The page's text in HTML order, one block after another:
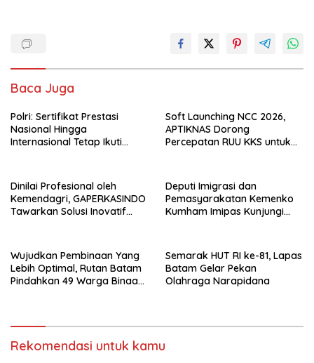
Baca Juga
Polri: Sertifikat Prestasi
Nasional Hingga
Internasional Tetap Ikuti
Soft Launching NCC 2026,
APTIKNAS Dorong
Percepatan RUU KKS untuk
Dinilai Profesional oleh
Kemendagri, GAPERKASINDO
Tawarkan Solusi Inovatif
Deputi Imigrasi dan
Pemasyarakatan Kemenko
Kumham Imipas Kunjungi
Wujudkan Pembinaan Yang
Lebih Optimal, Rutan Batam
Pindahkan 49 Warga Binaan
Semarak HUT RI ke-81, Lapas
Batam Gelar Pekan
Olahraga Narapidana
Rekomendasi untuk kamu